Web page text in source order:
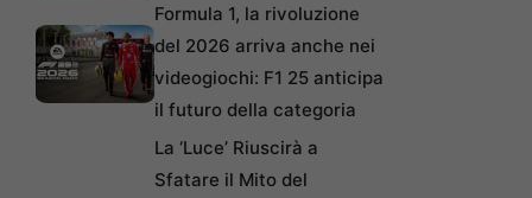
Formula 1, la rivoluzione
del 2026 arriva anche nei
videogiochi: F1 25 anticipa
il futuro della categoria
La ‘Luce’ Riuscirà a
Sfatare il Mito del